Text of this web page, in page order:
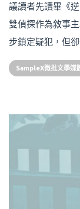
議讀者先讀畢《
雙偵探作為敘事
步鎖定疑犯，但
SampleX微批文學媒